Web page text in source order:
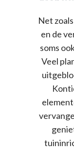
Net
en de
soms
Veel